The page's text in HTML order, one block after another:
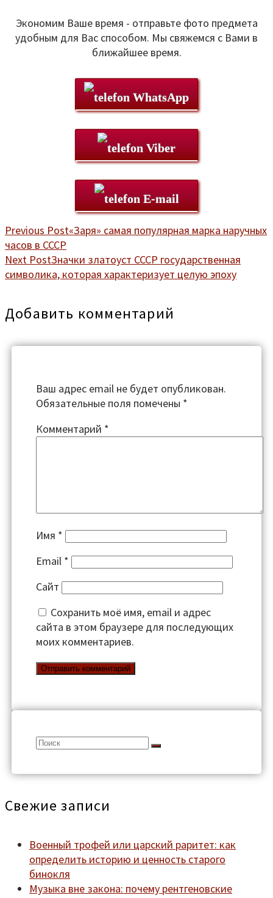
Экономим Ваше время - отправьте фото предмета
удобным для Вас способом. Мы свяжемся с Вами в
ближайшее время.
WhatsApp
Viber
E-mail
Previous Post«Заря» самая популярная марка наручных
часов в СССР
Next PostЗначки златоуст СССР государственная
символика, которая характеризует целую эпоху
Добавить комментарий
Ваш адрес email не будет опубликован.
Обязательные поля помечены *
Комментарий *
Имя *
Email *
Сайт
Сохранить моё имя, email и адрес
сайта в этом браузере для последующих
моих комментариев.
Search
Свежие записи
Военный трофей или царский раритет: как
определить историю и ценность старого
бинокля
Музыка вне закона: почему рентгеновские